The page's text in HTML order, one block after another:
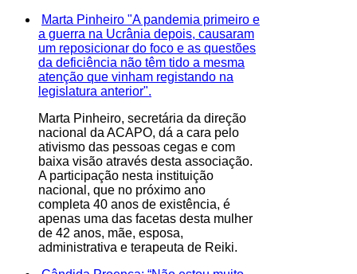
Marta Pinheiro "A pandemia primeiro e
a guerra na Ucrânia depois, causaram
um reposicionar do foco e as questões
da deficiência não têm tido a mesma
atenção que vinham registando na
legislatura anterior".
Marta Pinheiro, secretária da direção
nacional da ACAPO, dá a cara pelo
ativismo das pessoas cegas e com
baixa visão através desta associação.
A participação nesta instituição
nacional, que no próximo ano
completa 40 anos de existência, é
apenas uma das facetas desta mulher
de 42 anos, mãe, esposa,
administrativa e terapeuta de Reiki.